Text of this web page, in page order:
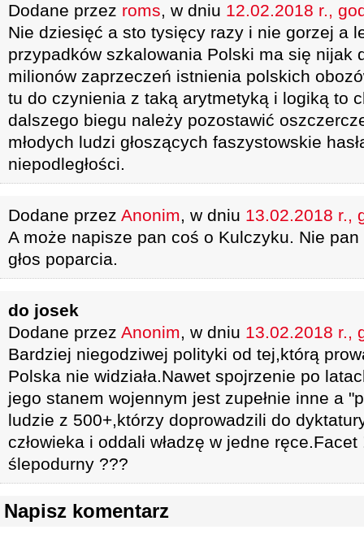
Dodane przez roms, w dniu 12.02.2018 r.,
Nie dziesięć a sto tysięcy razy i nie gorzej a
przypadków szkalowania Polski ma się nijak
milionów zaprzeczeń istnienia polskich
tu do czynienia z taką arytmetyką i logiką to
dalszego biegu należy pozostawić
młodych ludzi głoszących faszystowskie
niepodległości.
Dodane przez Anonim, w dniu 13.02.2018 r.,
A może napisze pan coś o Kulczyku. Nie pan
głos poparcia.
do josek
Dodane przez Anonim, w dniu 13.02.2018 r.,
Bardziej niegodziwej polityki od tej,którą
Polska nie widziała.Nawet spojrzenie po
jego stanem wojennym jest zupełnie inne a
ludzie z 500+,którzy doprowadzili do
człowieka i oddali władzę w jedne
ślepodurny ???
Napisz komentarz